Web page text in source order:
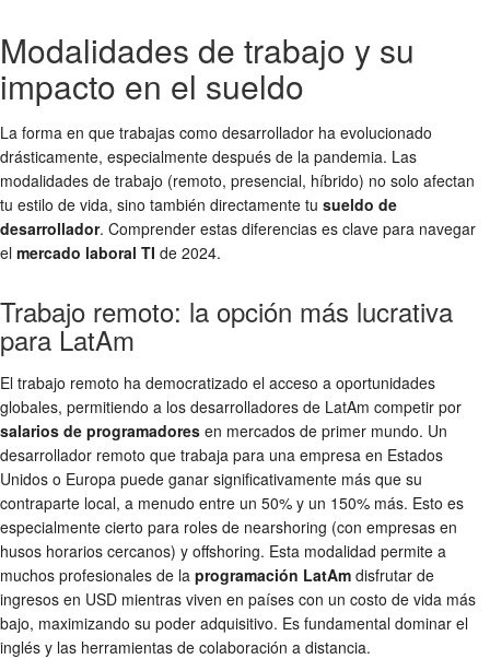
Modalidades de trabajo y su
impacto en el sueldo
La forma en que trabajas como desarrollador ha evolucionado
drásticamente, especialmente después de la pandemia. Las
modalidades de trabajo (remoto, presencial, híbrido) no solo afectan
tu estilo de vida, sino también directamente tu sueldo de
desarrollador. Comprender estas diferencias es clave para navegar
el mercado laboral TI de 2024.
Trabajo remoto: la opción más lucrativa
para LatAm
El trabajo remoto ha democratizado el acceso a oportunidades
globales, permitiendo a los desarrolladores de LatAm competir por
salarios de programadores en mercados de primer mundo. Un
desarrollador remoto que trabaja para una empresa en Estados
Unidos o Europa puede ganar significativamente más que su
contraparte local, a menudo entre un 50% y un 150% más. Esto es
especialmente cierto para roles de nearshoring (con empresas en
husos horarios cercanos) y offshoring. Esta modalidad permite a
muchos profesionales de la programación LatAm disfrutar de
ingresos en USD mientras viven en países con un costo de vida más
bajo, maximizando su poder adquisitivo. Es fundamental dominar el
inglés y las herramientas de colaboración a distancia.